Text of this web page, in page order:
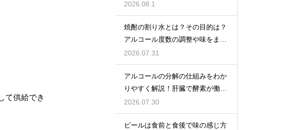
て供給でき
解説
2026.08.1
焼酎の割り水とは？その目的は？
アルコール度数の調整や味をまろ
やかにする効果を解説
2026.07.31
アルコールの分解の仕組みをわか
りやすく解説！肝臓で酵素が働き
アセトアルデヒドに変化して無害
化
2026.07.30
ビールは食前と食後で味の感じ方